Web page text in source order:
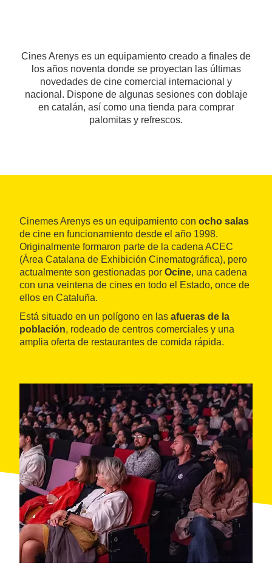
Cines Arenys es un equipamiento creado a finales de
los años noventa donde se proyectan las últimas
novedades de cine comercial internacional y
nacional. Dispone de algunas sesiones con doblaje
en catalán, así como una tienda para comprar
palomitas y refrescos.
Cinemes Arenys es un equipamiento con ocho salas
de cine en funcionamiento desde el año 1998.
Originalmente formaron parte de la cadena ACEC
(Área Catalana de Exhibición Cinematográfica), pero
actualmente son gestionadas por Ocine, una cadena
con una veintena de cines en todo el Estado, once de
ellos en Cataluña.
Está situado en un polígono en las afueras de la
población, rodeado de centros comerciales y una
amplia oferta de restaurantes de comida rápida.